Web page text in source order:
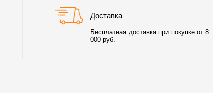
Доставка
Бесплатная доставка при покупке от 8
000 руб.